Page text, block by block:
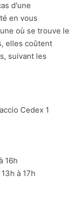
d'une
en vous
où se trouve le
elles coûtent
suivant les
Cedex 1
16h
à 17h